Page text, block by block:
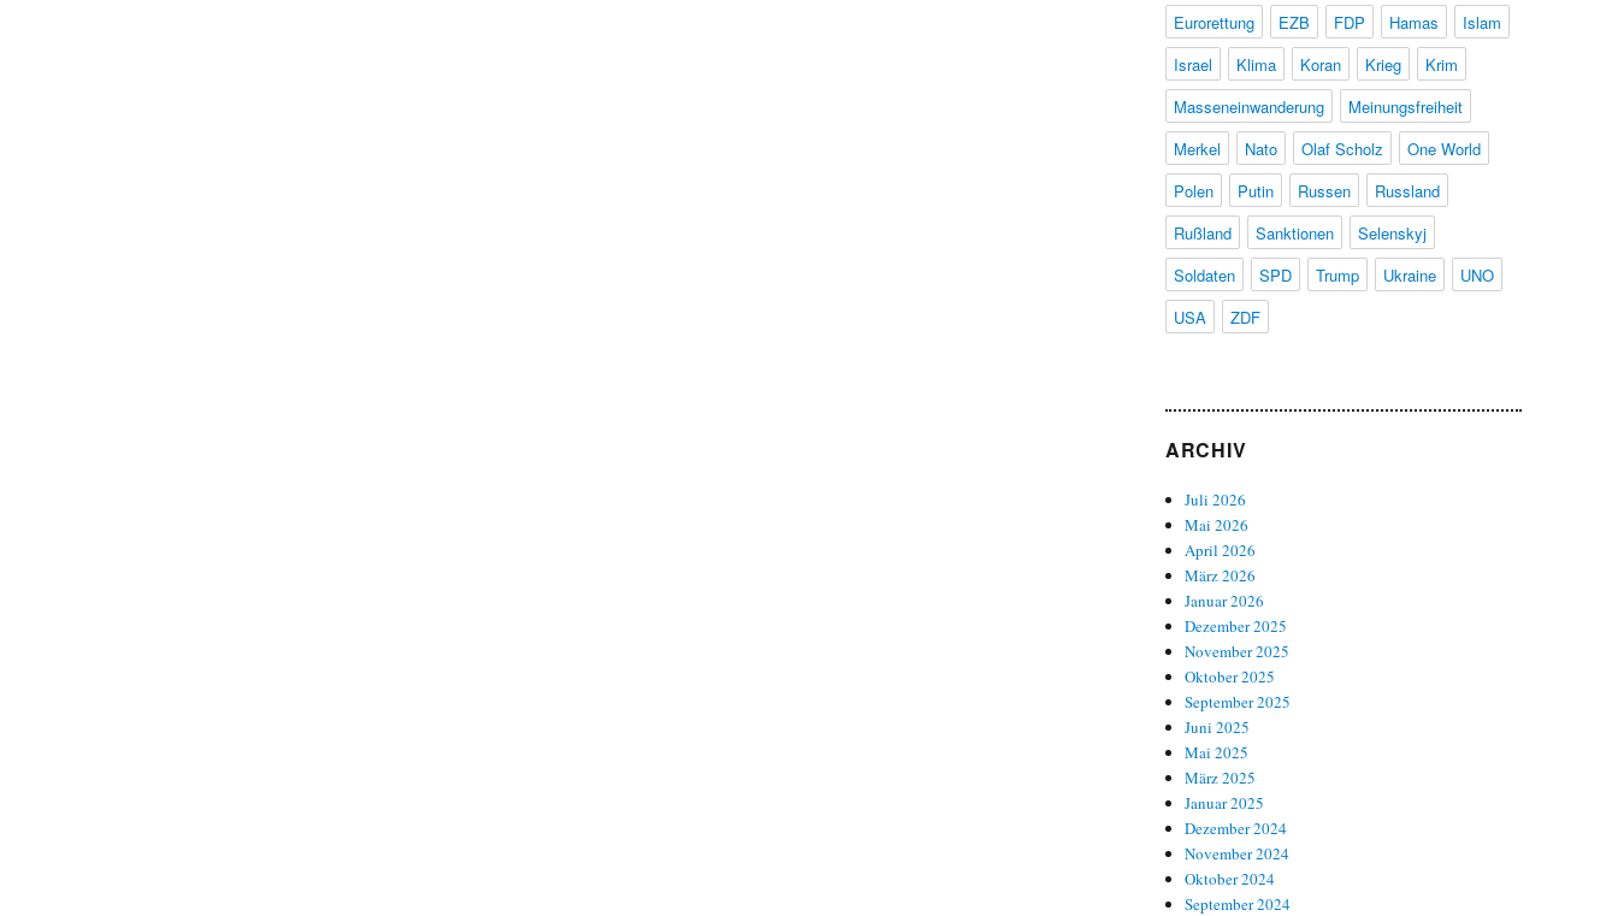
Eurorettung
EZB FDP Hamas
Islam
Israel
Klima Koran Krieg
Krim
Masseneinwanderung
Meinungsfreiheit
Merkel
Nato Olaf Scholz
One World
Polen
Putin Russen
Russland
Rußland
Sanktionen
Selenskyj
Soldaten
SPD Trump Ukraine
UNO
USA
ZDF
ARCHIV
Juli 2026
Mai 2026
April 2026
März 2026
Januar 2026
Dezember 2025
November 2025
Oktober 2025
September 2025
Juni 2025
Mai 2025
März 2025
Januar 2025
Dezember 2024
November 2024
Oktober 2024
September 2024